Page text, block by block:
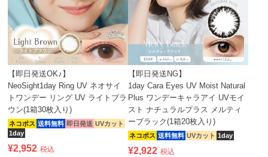
【即日発送OK♪】
NeoSight1day Ring UV ネオサイ
トワンデー リング UV ライトブラ
ウン(1箱30枚入り)
ネコポス 送料無料 即日発送 UVカット
1day
¥2,952 税込
【即日発送NG】
1day Cara Eyes UV Moist Natural
Plus ワンデーキャラアイ UVモイ
スト ナチュラルプラス メルティ
ーブラック(1箱20枚入り)
ネコポス 送料無料 UVカット 1day
¥2,922 税込